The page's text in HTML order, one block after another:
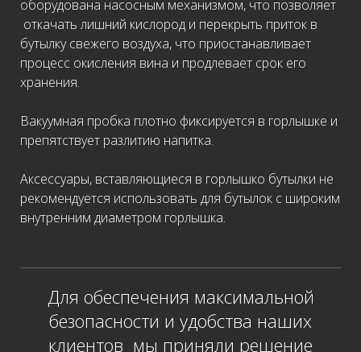
оборудована насосным механизмом, что позволяет
откачать лишний кислород и перекрыть приток в
бутылку свежего воздуха, что приостанавливает
процесс окисления вина и продлевает срок его
хранения.
Вакуумная пробка плотно фиксируется в горлышке и
препятствует разлитию напитка.
Аксессуары, вставляющиеся в горлышко бутылки не
рекомендуется использовать для бутылок с широким
внутренним диаметром горлышка.
Для обеспечения максимальной
безопасности и удобства наших
клиентов мы приняли решение